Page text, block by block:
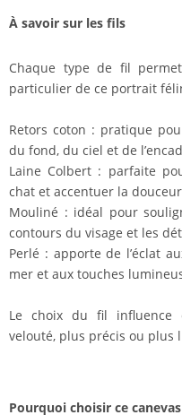
À savoir sur les fils
Chaque type de fil
particulier de ce portrait
Retors coton : pratique
du fond, du ciel et de
Laine Colbert : parfaite
chat et accentuer la
Mouliné : idéal pour
contours du visage et les
Perlé : apporte de l’éclat
mer et aux touches
Le choix du fil influence
velouté, plus précis ou plus
Pourquoi choisir ce